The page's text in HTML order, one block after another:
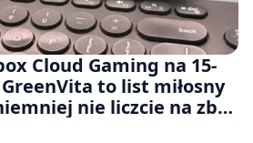
Cloud Gaming na 15-
to list miłosny
nie liczcie na zbyt